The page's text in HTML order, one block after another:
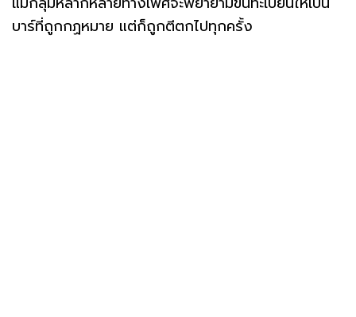
บาร์ที่ถูกกฏหมาย แต่ก็ถูกตีตกไปทุกครั้ง